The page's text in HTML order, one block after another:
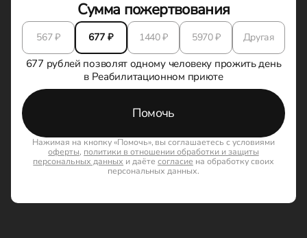
Сумма пожертвования
567₽ 677₽ 1440₽ 5970₽ Другая
677 рублей позволят одному человеку прожить день
в Реабилитационном приюте
Помочь
Нажимая на кнопку «Помочь», вы соглашаетесь с условиями
оферты, политики в отношении обработки и защиты
персональных данных и даёте согласие на обработку своих
персональных данных.